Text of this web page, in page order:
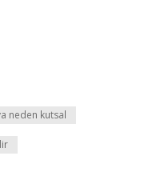
neden kutsal